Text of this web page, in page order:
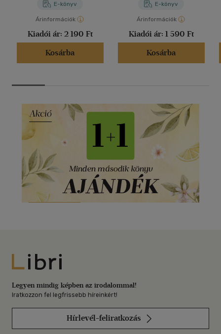
E-könyv
Árinformációk
Kiadói ár: 2 190 Ft
Kosárba
E-könyv
Árinformációk
Kiadói ár: 1 590 Ft
Kosárba
Libri
Legyen mindig képben az irodalommal!
Iratkozzon fel legfrissebb híreinkért!
Hírlevél-feliratkozás